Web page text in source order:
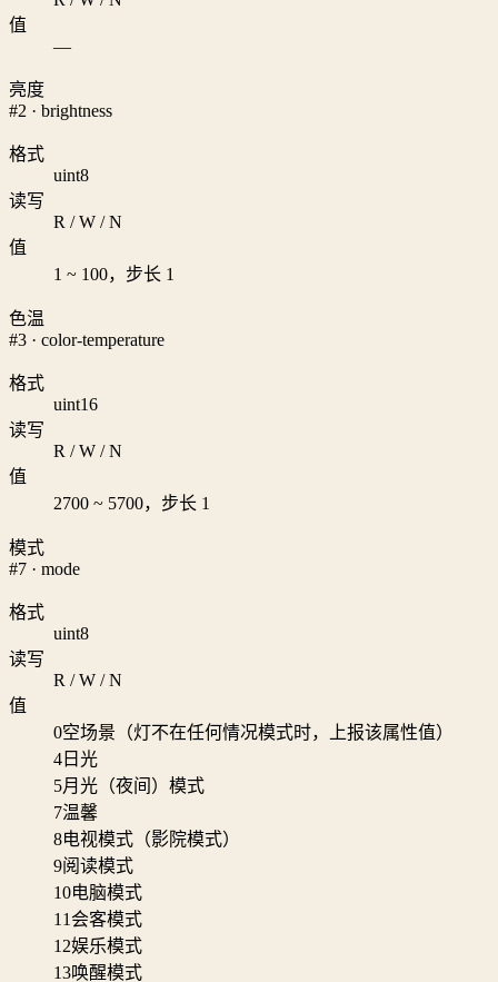
值
—
亮度
#2 · brightness
格式
uint8
读写
R / W / N
值
1 ~ 100，步长 1
色温
#3 · color-temperature
格式
uint16
读写
R / W / N
值
2700 ~ 5700，步长 1
模式
#7 · mode
格式
uint8
读写
R / W / N
值
0空场景（灯不在任何情况模式时，上报该属性值）
4 日光
5月光（夜间）模式
7温馨
8电视模式（影院模式）
9阅读模式
10电脑模式
11 会客模式
12娱乐模式
13唤醒模式